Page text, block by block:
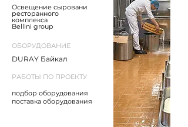
Освещение сыровани
ресторанного
комплекса
Bellini group
ОБОРУДОВАНИЕ
DURAY Байкал
РАБОТЫ ПО ПРОЕКТУ
подбор оборудования
поставка оборудования